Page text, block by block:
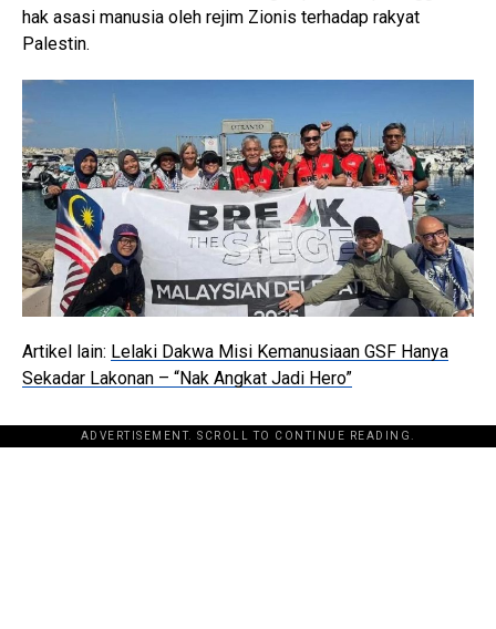
hak asasi manusia oleh rejim Zionis terhadap rakyat
Palestin.
Artikel lain: Lelaki Dakwa Misi Kemanusiaan GSF Hanya
Sekadar Lakonan – “Nak Angkat Jadi Hero”
ADVERTISEMENT. SCROLL TO CONTINUE READING.